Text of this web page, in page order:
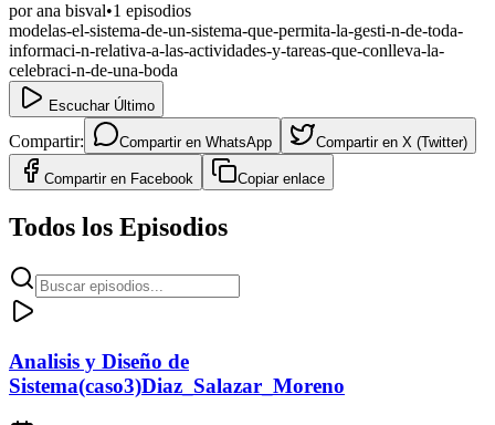
porana bisval•1 episodios
modelas-el-sistema-de-un-sistema-que-permita-la-gesti-n-de-toda-
informaci-n-relativa-a-las-actividades-y-tareas-que-conlleva-la-
celebraci-n-de-una-boda
Escuchar Último
Compartir: Compartir en WhatsApp Compartir en X (Twitter)
Compartir en Facebook Copiar enlace
Todos los Episodios
Analisis y Diseño de
Sistema(caso3)Diaz_Salazar_Moreno